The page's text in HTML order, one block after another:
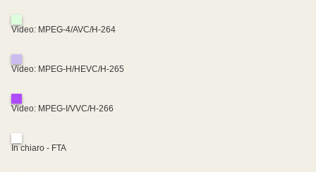
Video: MPEG-4/AVC/H-264
Video: MPEG-H/HEVC/H-265
Video: MPEG-I/VVC/H-266
In chiaro - FTA